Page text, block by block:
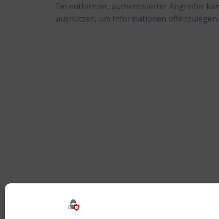
Ein entfernter, authentisierter Angreifer
ausnutzen, um Informationen offenzulegen.